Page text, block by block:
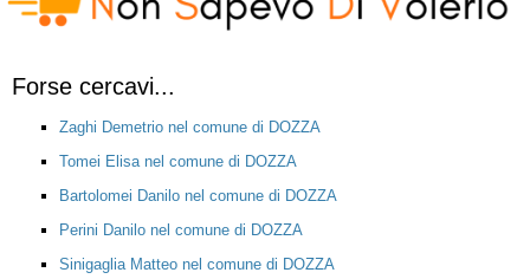
Forse cercavi...
Zaghi Demetrio nel comune di DOZZA
Tomei Elisa nel comune di DOZZA
Bartolomei Danilo nel comune di DOZZA
Perini Danilo nel comune di DOZZA
Sinigaglia Matteo nel comune di DOZZA